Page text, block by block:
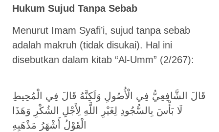
Hukum Sujud Tanpa Sebab
Menurut Imam Syafi’i, sujud tanpa sebab
adalah makruh (tidak disukai). Hal ini
disebutkan dalam kitab “Al-Umm” (2/267):
قَالَ الشَّافِعِيُّ فِي الْأُصُولِ وَلَكِنَّهُ قَالَ فِي الْمُحِيطِ
لَا بَأْسَ بِالسُّجُودِ لِغَيْرِ اللَّهِ لِأَجْلِ الشُكْرِ وَهَذَا
الْقَوْلُ أَشْهَرُ مَذْهَبِهِ